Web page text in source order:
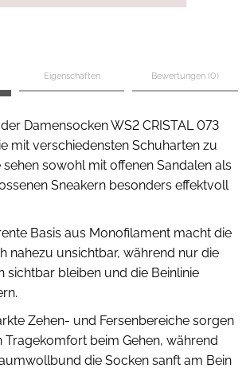
Eigenschaften Bewertungen (0)
Damensocken WS2 CRISTAL 073
mit verschiedensten Schuharten zu
sehen sowohl mit offenen Sandalen als
Sneakern besonders effektvoll
Basis aus Monofilament macht die
nahezu unsichtbar, während nur die
sichtbar bleiben und die Beinlinie
Zehen- und Fersenbereiche sorgen
Tragekomfort beim Gehen, während
die Socken sanft am Bein